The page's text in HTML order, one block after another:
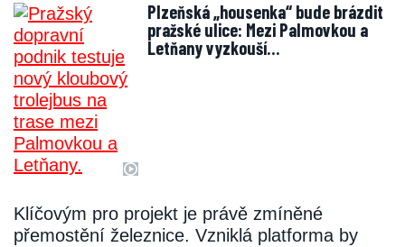
Plzeňská „housenka“ bude brázdit
pražské ulice: Mezi Palmovkou a
Letňany vyzkouší…
Klíčovým pro projekt je právě zmíněné
přemostění železnice. Vzniklá platforma by